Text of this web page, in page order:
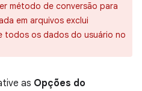
método de conversão para
em arquivos exclui
todos os dados do usuário no
as Opções do